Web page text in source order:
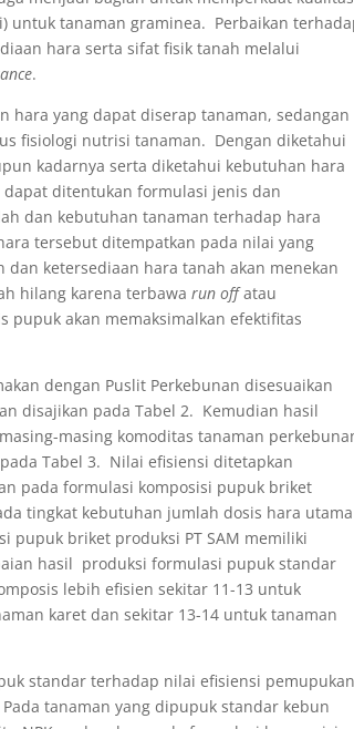
untuk tanaman graminea. Perbaikan
hara serta sifat fisik tanah melalui
.
hara yang dapat diserap tanaman, sedangan
fisiologi nutrisi tanaman. Dengan diketahui
kadarnya serta diketahui kebutuhan hara
ditentukan formulasi jenis dan
dan kebutuhan tanaman terhadap hara
tersebut ditempatkan pada nilai yang
ketersediaan hara tanah akan menekan
hilang karena terbawarun offatau
pupuk akan memaksimalkan efektifitas
dengan Puslit Perkebunan disesuaikan
disajikan pada Tabel 2. Kemudian hasil
masing komoditas tanaman
Tabel 3. Nilai efisiensi ditetapkan
pada formulasi komposisi pupuk briket
tingkat kebutuhan jumlah dosis hara utama
pupuk briket produksi PT SAM memiliki
hasil produksi formulasi pupuk standar
lebih efisien sekitar 11-13 untuk
karet dan sekitar 13-14 untuk tanaman
standar terhadap nilai efisiensi pemupukan
tanaman yang dipupuk standar kebun